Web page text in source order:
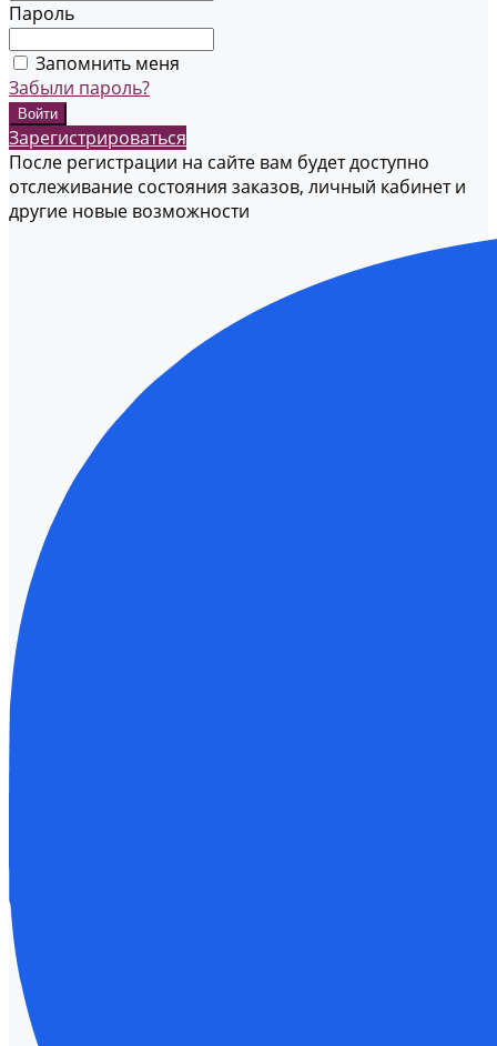
Пароль
Запомнить меня
Забыли пароль?
Зарегистрироваться
После регистрации на сайте вам будет доступно
отслеживание состояния заказов, личный кабинет и
другие новые возможности